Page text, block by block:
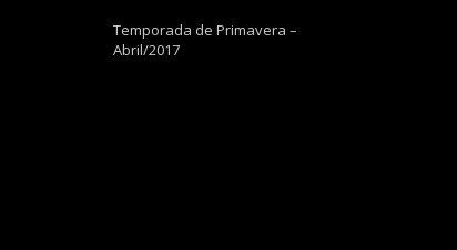
Temporada de Primavera –
Abril/2017